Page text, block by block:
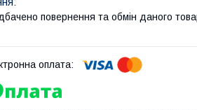
повернення та обмін даного